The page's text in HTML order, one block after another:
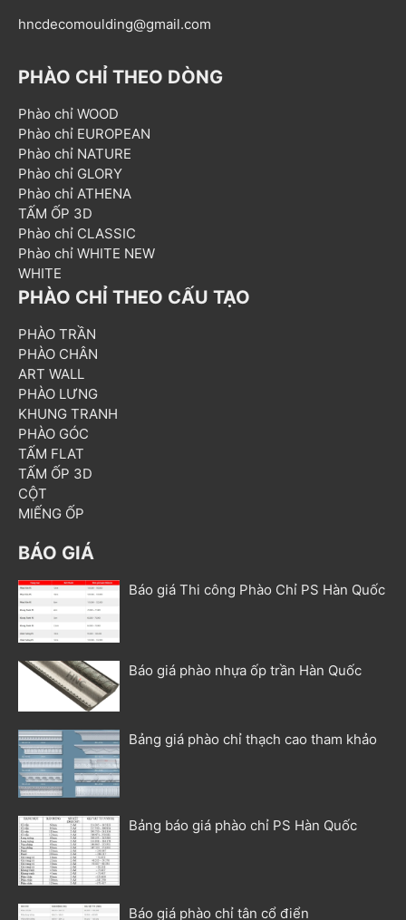
hncdecomoulding@gmail.com
PHÀO CHỈ THEO DÒNG
Phào chỉ WOOD
Phào chỉ EUROPEAN
Phào chỉ NATURE
Phào chỉ GLORY
Phào chỉ ATHENA
TẤM ỐP 3D
Phào chỉ CLASSIC
Phào chỉ WHITE NEW
WHITE
PHÀO CHỈ THEO CẤU TẠO
PHÀO TRẦN
PHÀO CHÂN
ART WALL
PHÀO LƯNG
KHUNG TRANH
PHÀO GÓC
TẤM FLAT
TẤM ỐP 3D
CỘT
MIẾNG ỐP
BÁO GIÁ
Báo giá Thi công Phào Chỉ PS Hàn Quốc
Báo giá phào nhựa ốp trần Hàn Quốc
Bảng giá phào chỉ thạch cao tham khảo
Bảng báo giá phào chỉ PS Hàn Quốc
Báo giá phào chỉ tân cổ điển